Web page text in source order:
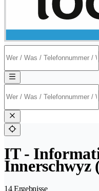
IT -
Innerschwyz
14 Ergebnisse